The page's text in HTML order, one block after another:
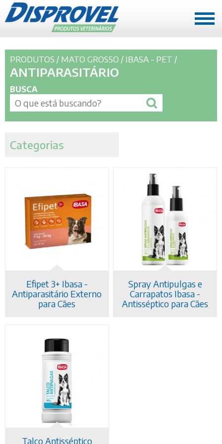
A EMPRESA
Quem somos
Missão, Visão e Valores
REPRESENTANTES
PRODUTOS
Mato Grosso
Rondônia e Acre
NOTÍCIAS
CONTATO
PRODUTOS / MATO GROSSO / IBASA - PET /
ANTIPARASITÁRIO
BUSCA
Categorias
Efipet 3+ Ibasa -
Antiparasitário Externo
para Cães
Spray Antipulgas e
Carrapatos Ibasa -
Antisséptico para Cães
Talco Antisséptico